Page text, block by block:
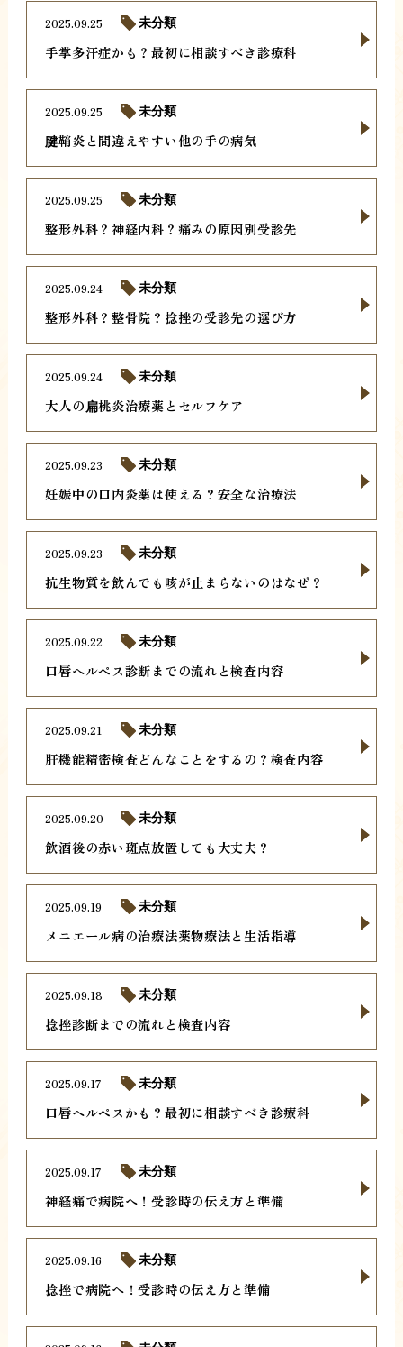
手掌多汗症かも？最初に相談すべき診療科
2025.09.25 未分類
腱鞘炎と間違えやすい他の手の病気
2025.09.25 未分類
整形外科？神経内科？痛みの原因別受診先
2025.09.25 未分類
整形外科？整骨院？捻挫の受診先の選び方
2025.09.24 未分類
大人の扁桃炎治療薬とセルフケア
2025.09.24 未分類
妊娠中の口内炎薬は使える？安全な治療法
2025.09.23 未分類
抗生物質を飲んでも咳が止まらないのはなぜ？
2025.09.23 未分類
口唇ヘルペス診断までの流れと検査内容
2025.09.22 未分類
肝機能精密検査どんなことをするの？検査内容
2025.09.21 未分類
飲酒後の赤い斑点放置しても大丈夫？
2025.09.20 未分類
メニエール病の治療法薬物療法と生活指導
2025.09.19 未分類
捻挫診断までの流れと検査内容
2025.09.18 未分類
口唇ヘルペスかも？最初に相談すべき診療科
2025.09.17 未分類
神経痛で病院へ！受診時の伝え方と準備
2025.09.17 未分類
捻挫で病院へ！受診時の伝え方と準備
2025.09.16 未分類